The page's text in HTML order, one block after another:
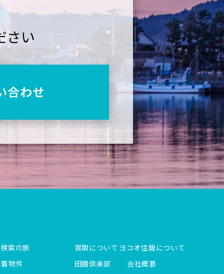
さい
合わせ
索の旅
物件
買取について
田園倶楽部
ヨコオ住販について
会社概要